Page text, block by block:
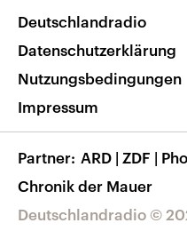
Nachrichten App
Frequenzen
Veranstaltungen
Musikliste
RSS
Barrierefreiheit
Deutschlandradio ©
Deutschlandradio
Datenschutzerklärung
Nutzungsbedingungen
Impressum
Partner ARD | ZDF |
Chronik der Mauer